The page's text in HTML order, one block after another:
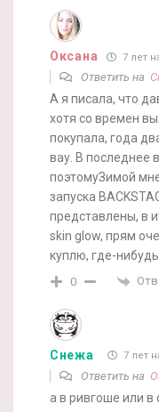
Оксана 7 лет
Ответить на
А я писала, что
хотя со времен
покупала, года
вау. В последнее
поэтомуЗимой
запуска
представлены, в
skin glow, прям
куплю, где-
0
Снежа 7 лет
Ответить на
а в ривгоше или